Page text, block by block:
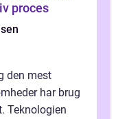
proces
den mest
har brug
Teknologien